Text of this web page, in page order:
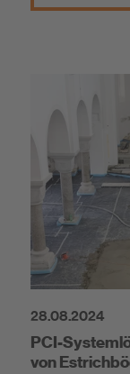
28.08.2024
PCI-
von